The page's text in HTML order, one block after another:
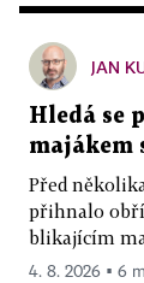
JAN
Hledá se
majákem
Před
přihnalo
blikajícím
4. 8. 2026 ▪ 6